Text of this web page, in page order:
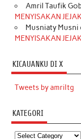
Amril Taufik
MENYISAKAN
Musniaty Musni
MENYISAKAN
KICAUANKU DI X
Tweets by amriltg
KATEGORI
Kategori